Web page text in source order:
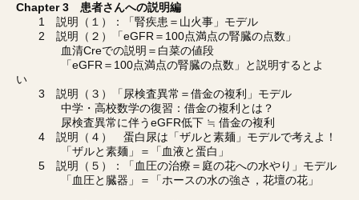
Chapter 3 患者さんへの説明編
1 説明（１）：「腎疾患＝山火事」モデル
2 説明（２）「eGFR＝100点満点の腎臓の点数」
血清Creでの説明＝白菜の値段
「eGFR＝100点満点の腎臓の点数」と説明するとよ
い
3 説明（３）「尿検査異常＝借金の複利」モデル
中学・高校数学の復習：借金の複利とは？
尿検査異常に伴うeGFR低下 ≒ 借金の複利
4 説明（４） 蛋白尿は「ザルと素麺」モデルで考えよ！
「ザルと素麺」＝「血液と蛋白」
5 説明（５）：「血圧の治療＝庭の花への水やり」モデル
「血圧と臓器」＝「ホースの水の強さ，花壇の花」